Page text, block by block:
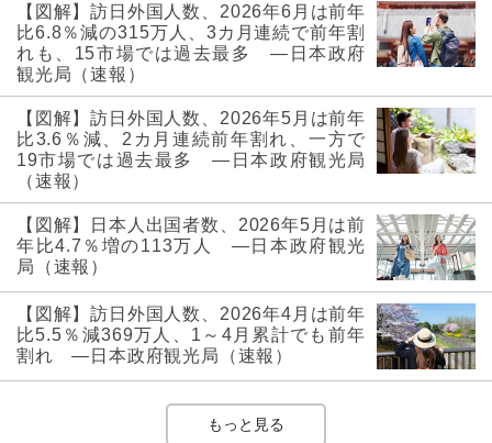
【図解】訪日外国人数、2026年6月は前年
比6.8％減の315万人、3カ月連続で前年割
れも、15市場では過去最多 ―日本政府
観光局（速報）
【図解】訪日外国人数、2026年5月は前年
比3.6％減、2カ月連続前年割れ、一方で
19市場では過去最多 ―日本政府観光局
（速報）
【図解】日本人出国者数、2026年5月は前
年比4.7％増の113万人 ―日本政府観光
局（速報）
【図解】訪日外国人数、2026年4月は前年
比5.5％減369万人、1～4月累計でも前年
割れ ―日本政府観光局（速報）
もっと見る